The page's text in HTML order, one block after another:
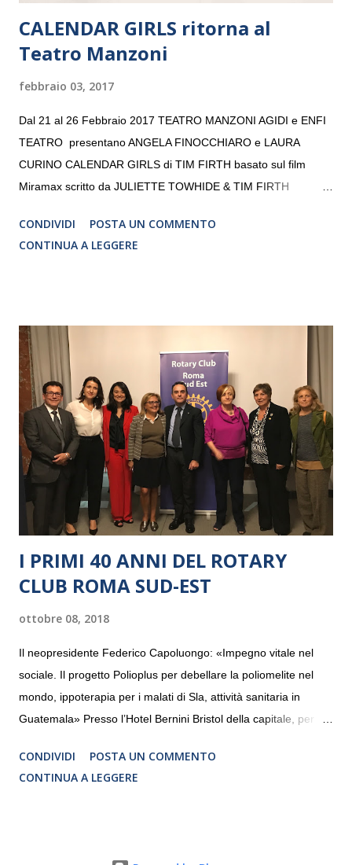
CALENDAR GIRLS ritorna al
Teatro Manzoni
febbraio 03, 2017
Dal 21 al 26 Febbraio 2017 TEATRO MANZONI AGIDI e ENFI
TEATRO presentano ANGELA FINOCCHIARO e LAURA
CURINO CALENDAR GIRLS di TIM FIRTH basato sul film
Miramax scritto da JULIETTE TOWHIDE & TIM FIRTH
CRISTINA PEZZOLI
CONDIVIDI
POSTA UN COMMENTO
CONTINUA A LEGGERE
I PRIMI 40 ANNI DEL ROTARY
CLUB ROMA SUD-EST
ottobre 08, 2018
Il neopresidente Federico Capoluongo: «Impegno vitale nel
sociale. Il progetto Polioplus per debellare la poliomelite nel
mondo, ippoterapia per i malati di Sla, attività sanitaria in
Guatemala» Presso l’Hotel Bernini Bristol della capitale, per la
programmazione del Rotary Club Roma Sud-Est che festeggia
i quaranta anni di attività. Un’occasione per raccontare al
CONDIVIDI
POSTA UN COMMENTO
CONTINUA A LEGGERE